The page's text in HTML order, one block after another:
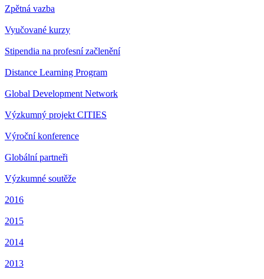
Zpětná vazba
Vyučované kurzy
Stipendia na profesní začlenění
Distance Learning Program
Global Development Network
Výzkumný projekt CITIES
Výroční konference
Globální partneři
Výzkumné soutěže
2016
2015
2014
2013